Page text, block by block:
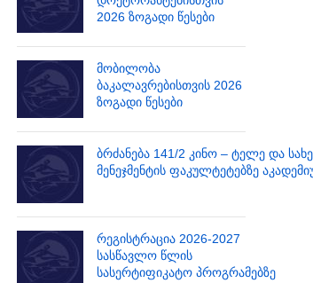
2026 ზოგადი წესები
მობილობა
ბაკალავრებისთვის 2026
ზოგადი წესები
ბრძანება 141/2 კინო – ტელე და
მენეჯმენტის ფაკულტეტებზე
რეგისტრაცია 2026-2027
სასწავლო წლის
სასერტიფიკატო პროგრამებზე